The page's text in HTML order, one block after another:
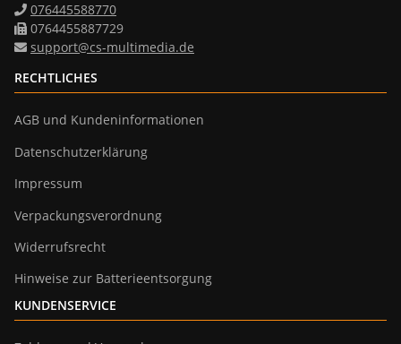
076445588770
0764455887729
support@cs-multimedia.de
RECHTLICHES
AGB und Kundeninformationen
Datenschutzerklärung
Impressum
Verpackungsverordnung
Widerrufsrecht
Hinweise zur Batterieentsorgung
KUNDENSERVICE